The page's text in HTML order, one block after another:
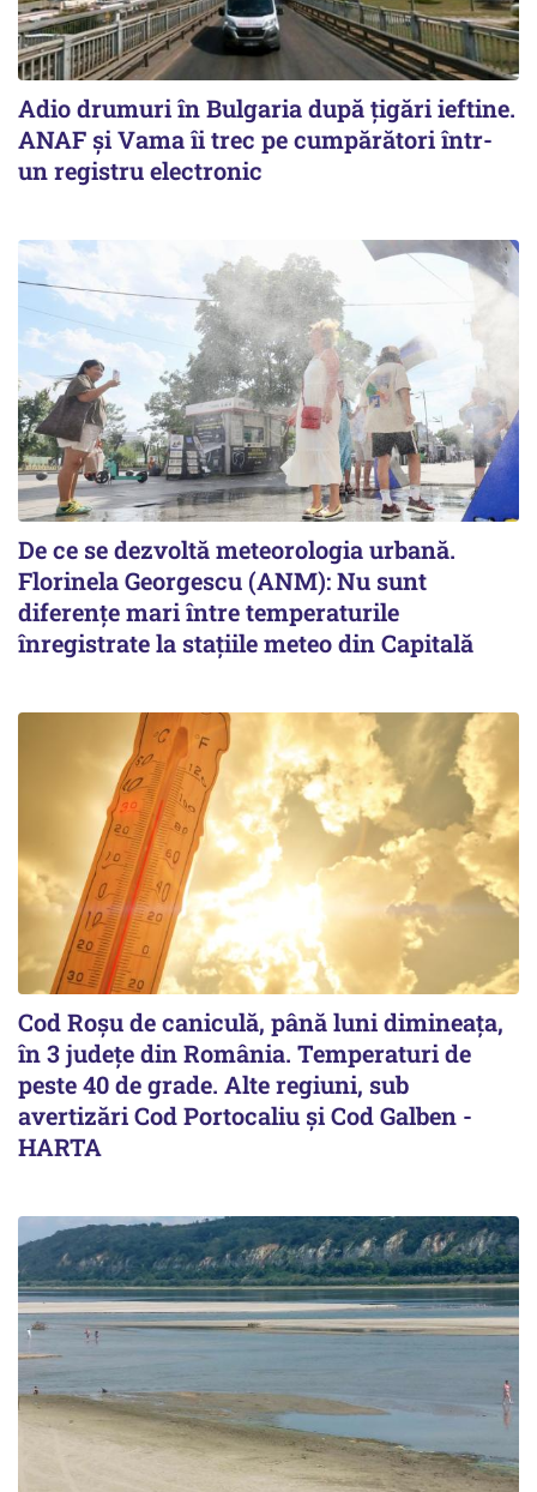
Adio drumuri în Bulgaria după țigări ieftine.
ANAF și Vama îi trec pe cumpărători într-
un registru electronic
De ce se dezvoltă meteorologia urbană.
Florinela Georgescu (ANM): Nu sunt
diferențe mari între temperaturile
înregistrate la stațiile meteo din Capitală
Cod Roşu de caniculă, până luni dimineaţa,
în 3 județe din România. Temperaturi de
peste 40 de grade. Alte regiuni, sub
avertizări Cod Portocaliu și Cod Galben -
HARTA